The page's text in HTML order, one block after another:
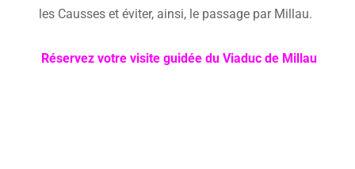
les Causses et éviter, ainsi, le passage par Millau.
Réservez votre visite guidée du Viaduc de Millau